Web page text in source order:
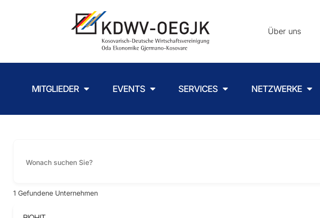
Über uns
MITGLIEDER EVENTS SERVICES NETZWERKE
1 Gefundene Unternehmen